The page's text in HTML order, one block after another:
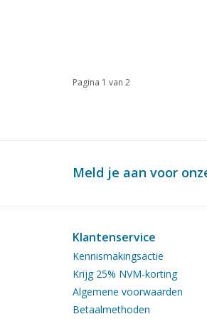
Pagina 1 van 2
Meld je aan voor
Klantenservice
Kennismakingsactie
Krijg 25% NVM-korting
Algemene voorwaarden
Betaalmethoden